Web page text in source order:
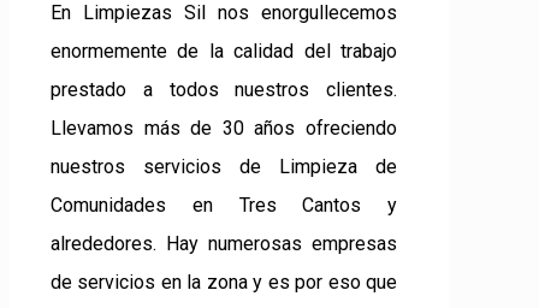
En Limpiezas Sil nos enorgullecemos
enormemente de la calidad del trabajo
prestado a todos nuestros clientes.
Llevamos más de 30 años ofreciendo
nuestros servicios de Limpieza de
Comunidades en Tres Cantos y
alrededores. Hay numerosas empresas
de servicios en la zona y es por eso que